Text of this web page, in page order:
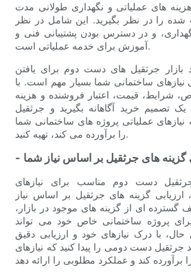
های عملیاتی و نگهداری طولانی مدت
شده را در نظر بگیرید. این شامل در نظر
و در دسترس بودن پشتیبانی فنی و
آموزش برای خدمه عملیاتی است.
بازار جرثقیل های دست دوم برای یافتن
ساختمانی شما بسیار مهم است. با
شرایط، قیمت، اعتبار فروشنده و هزینه
تصمیم خرید آگاهانه بگیرید و جرثقیل
عملیاتی پروژه های ساختمانی شما
را برآورده می کند، تهیه کنید.
گزینه های جرثقیل بر اساس نیاز شما
دست دوم مناسب برای نیازهای
گزینه های جرثقیل بر اساس نیاز
ای از گزینه های موجود در بازار،
پروژه ساختمانی خاص خود می تواند
حال، با درک نیازهای خود و ارزیابی دقیق
جرثقیل دست دومی را پیدا کنید که نیازهای